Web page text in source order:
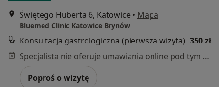
Świętego Huberta 6, Katowice • Mapa
Bluemed Clinic Katowice Brynów
Konsultacja gastrologiczna (pierwsza wizyta) 350 zł
Specjalista nie oferuje umawiania online pod tym adresem.
Poproś o wizytę